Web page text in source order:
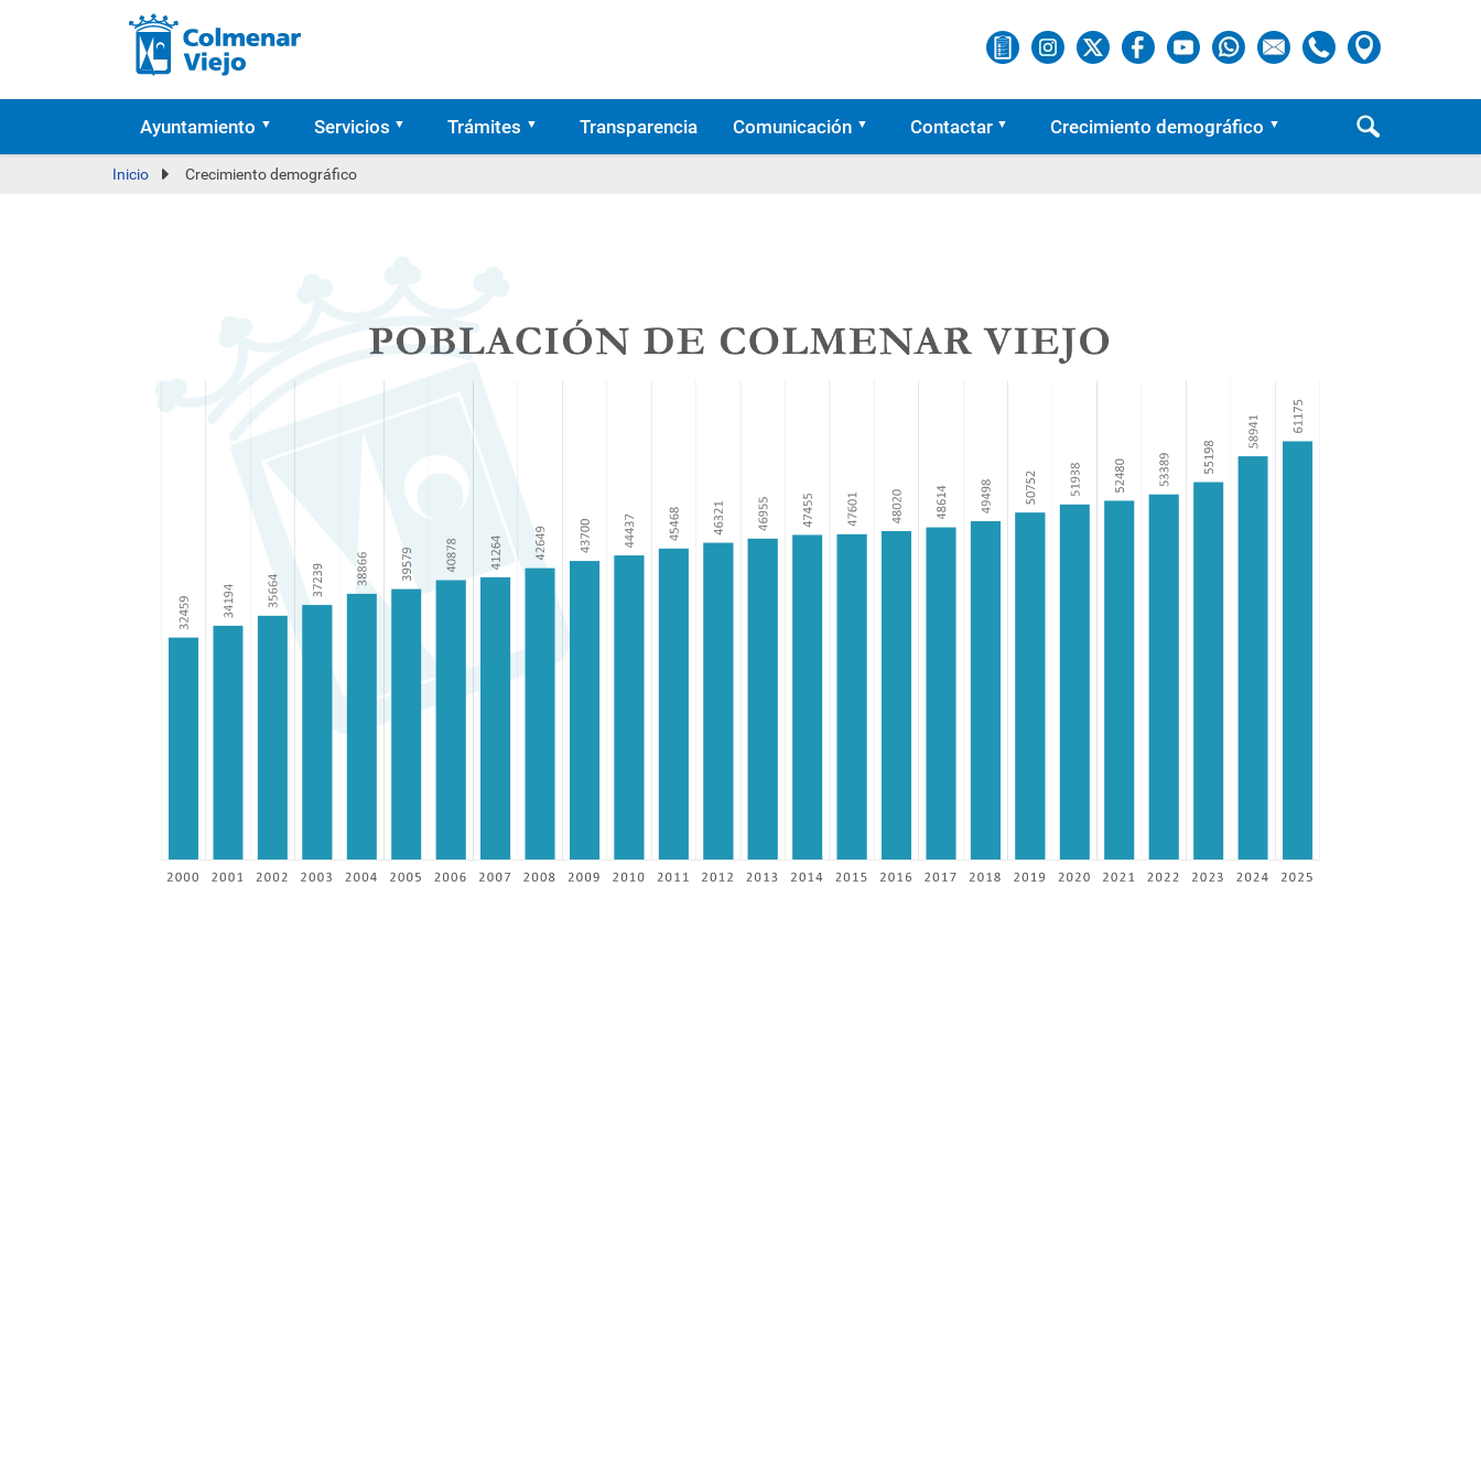
Ayuntamiento Servicios Trámites Transparencia Comunicación Contactar Crecimiento demográfico
Inicio Crecimiento demográfico